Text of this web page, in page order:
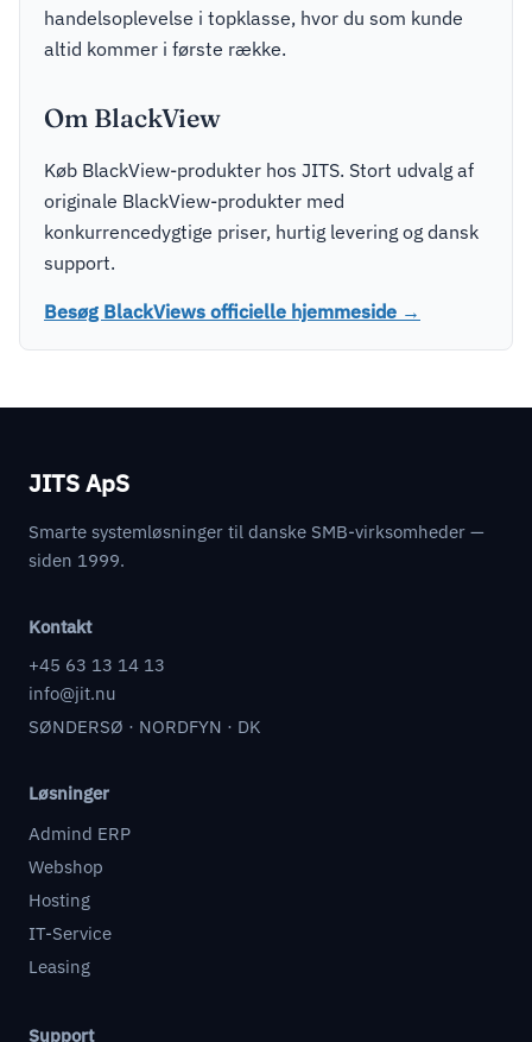
handelsoplevelse i topklasse, hvor du som kunde
altid kommer i første række.
Om BlackView
Køb BlackView-produkter hos JITS. Stort udvalg af
originale BlackView-produkter med
konkurrencedygtige priser, hurtig levering og dansk
support.
Besøg BlackViews officielle hjemmeside →
JITS ApS
Smarte systemløsninger til danske SMB-virksomheder —
siden 1999.
Kontakt
+45 63 13 14 13
info@jit.nu
SØNDERSØ · NORDFYN · DK
Løsninger
Admind ERP
Webshop
Hosting
IT-Service
Leasing
Support